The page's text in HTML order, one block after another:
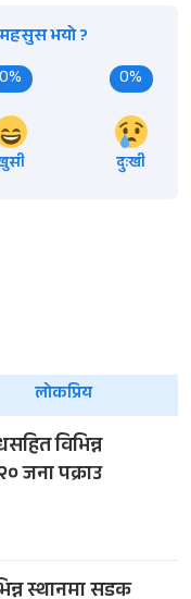
भयो ?
0% 0%
दुःखी
लोकप्रिय
विभिन्न
जना पक्राउ